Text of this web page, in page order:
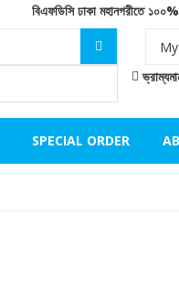
বিএফডিসি ঢাকা মহানগরীতে ১০০%
SPECIAL ORDER